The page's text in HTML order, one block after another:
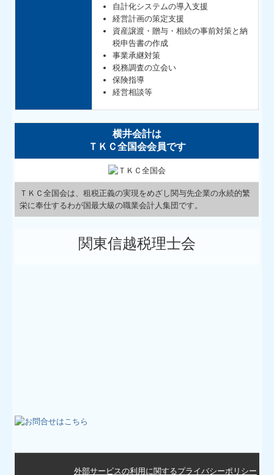
自計化システムの導入支援
経営計画の策定支援
資産譲渡・贈与・相続の事前対策と納
税申告書の作成
事業承継対策
税務調査の立会い
保険指導
経営相談等
横井会計は
ＴＫＣ全国会会員です
ＴＫＣ全国会は、租税正義の実現をめざし関与先企業の永続的繁
栄に奉仕するわが国最大級の職業会計人集団です。
関東信越税理士会
外部サービスの利用に関するプライバシーポリシー